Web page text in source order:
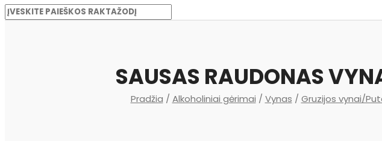
SAUSAS RAUDONAS
Pradžia / Alkoholiniai gėrimai / Vynas / Gruzijos vynai/